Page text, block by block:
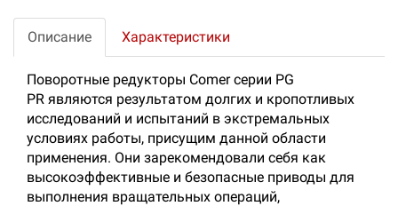
Описание Характеристики
Поворотные редукторы Comer серии PG
PR являются результатом долгих и кропотливых
исследований и испытаний в экстремальных
условиях работы, присущим данной области
применения. Они зарекомендовали себя как
высокоэффективные и безопасные приводы для
выполнения вращательных операций,